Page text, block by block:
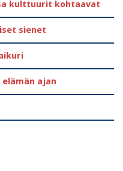
kulttuurit kohtaavat
sienet
ajan